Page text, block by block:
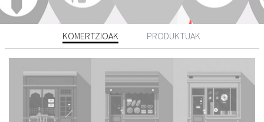
KOMERTZIOAK PRODUKTUAK